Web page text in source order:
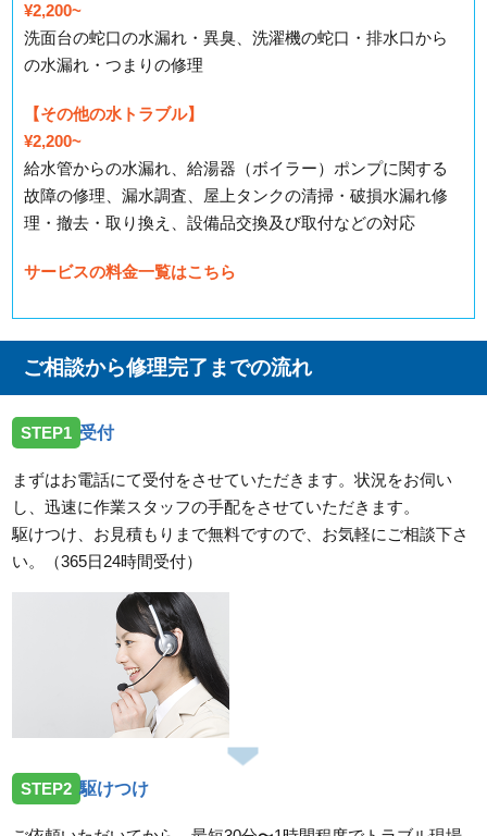
¥2,200~
洗面台の蛇口の水漏れ・異臭、洗濯機の蛇口・排水口から
の水漏れ・つまりの修理
【その他の水トラブル】
¥2,200~
給水管からの水漏れ、給湯器（ボイラー）ポンプに関する
故障の修理、漏水調査、屋上タンクの清掃・破損水漏れ修
理・撤去・取り換え、設備品交換及び取付などの対応
サービスの料金一覧はこちら
ご相談から修理完了までの流れ
STEP1 受付
まずはお電話にて受付をさせていただきます。状況をお伺い
し、迅速に作業スタッフの手配をさせていただきます。
駆けつけ、お見積もりまで無料ですので、お気軽にご相談下さ
い。（365日24時間受付）
STEP2 駆けつけ